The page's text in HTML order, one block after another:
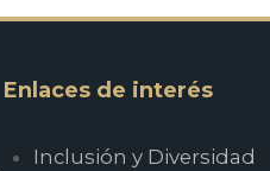
Enlaces de interés
Inclusión y Diversidad